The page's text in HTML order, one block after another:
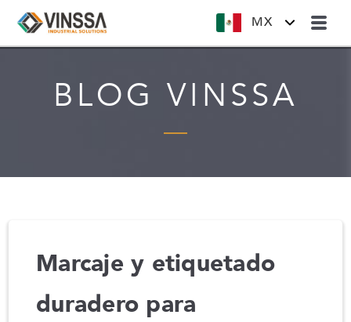
MX
BLOG VINSSA
Marcaje y etiquetado
duradero para